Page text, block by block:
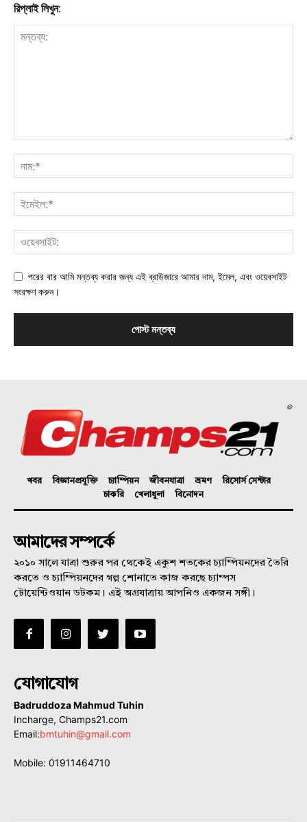
রিপ্লাই লিখুন:
পরের বার আমি মন্তব্য করার জন্য এই ব্রাউজারে আমার নাম, ইমেল, এবং ওয়েবসাইট
সংরক্ষণ করুন।
©
খবর বিজ্ঞানপ্রযুক্তি চ্যাম্পিয়ন জীবনযাত্রা ভ্রমণ
রিসোর্স সেন্টার
চাকরি
খেলাধুলা বিনোদন
আমাদের সম্পর্কে
২০১০ সালে যাত্রা শুরুর পর থেকেই একুশ শতকের চ্যাম্পিয়নদের তৈরি
করতে ও চ্যাম্পিয়নদের গল্প শোনাতে কাজ করছে চ্যাম্পস
টোয়েন্টিওয়ান ডটকম। এই অগ্রযাত্রায় আপনিও একজন সঙ্গী।
যোগাযোগ
Badruddoza Mahmud Tuhin
Incharge, Champs21.com
Email:bmtuhin@gmail.com
Mobile: 01911464710